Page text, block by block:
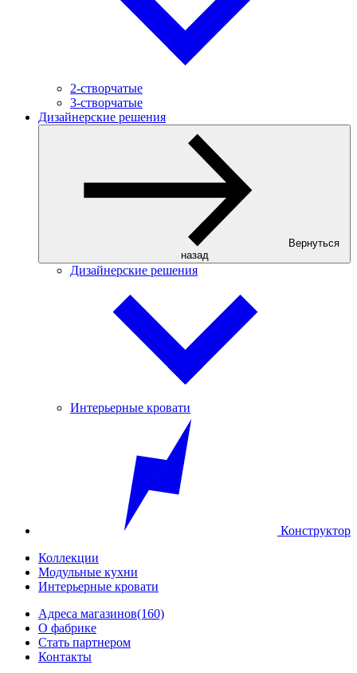
2-створчатые
3-створчатые
Дизайнерские решения
Вернуться
назад
Дизайнерские решения
Интерьерные кровати
Конструктор
Коллекции
Модульные кухни
Интерьерные кровати
Адреса магазинов(160)
О фабрике
Стать партнером
Контакты